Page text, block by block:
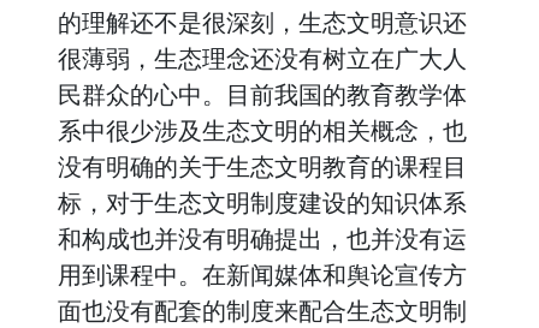
的理解还不是很深刻，生态文明意识还
很薄弱，生态理念还没有树立在广大人
民群众的心中。目前我国的教育教学体
系中很少涉及生态文明的相关概念，也
没有明确的关于生态文明教育的课程目
标，对于生态文明制度建设的知识体系
和构成也并没有明确提出，也并没有运
用到课程中。在新闻媒体和舆论宣传方
面也没有配套的制度来配合生态文明制